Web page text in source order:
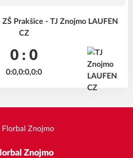
Prakšice - TJ Znojmo LAUFEN
CZ
0 : 0
0:0,0:0,0:0
Znojmo